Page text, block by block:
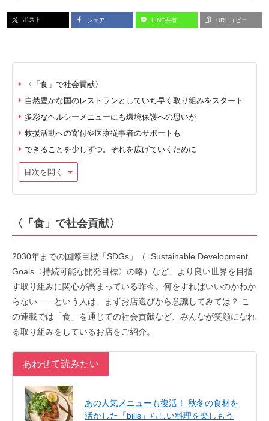
ポスト シェア LINE共有 URLコピー
〈「食」で社会貢献〉
自然豊かな国のレストランとしていち早く取り組みをスタート
多彩なヘルシーメニューにも環境保護への思いが
救援活動への寄付や医療従事者のサポートも
できることを少しずつ。それを広げていくために
目次を開く
〈「食」で社会貢献〉
2030年までの国際目標「SDGs」（=Sustainable Development
Goals〈持続可能な開発目標〉の略）など、より良い世界を目指
す取り組みに関心が高まっている昨今。何をすればいいのかわか
らない……という人は、まずお店選びから意識してみては？ こ
の連載では「食」を通じての社会貢献など、みんなが笑顔になれ
る取り組みをしているお店をご紹介。
あわせて読みたい
あの人気メニューも復活！ 秋冬の食材を
活かした「bills」らしい料理を楽しもう